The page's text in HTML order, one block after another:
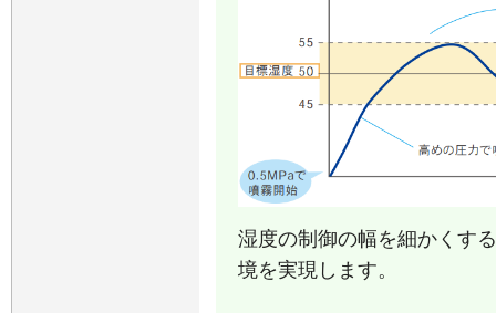
湿度の制御の幅を細かくす
境を実現します。